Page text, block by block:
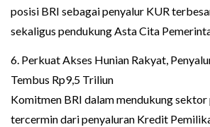
posisi BRI sebagai penyalur KUR
sekaligus pendukung Asta Cita
6. Perkuat Akses Hunian Rakyat,
Tembus Rp9,5 Triliun
Komitmen BRI dalam mendukung sektor
tercermin dari penyaluran Kredit